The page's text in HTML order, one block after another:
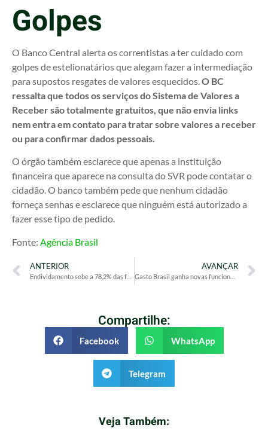
Golpes
O Banco Central alerta os correntistas a ter cuidado com
golpes de estelionatários que alegam fazer a intermediação
para supostos resgates de valores esquecidos.O BC
ressalta que todos os serviços do Sistema de Valores a
Receber são totalmente gratuitos, que não envia links
nem entra em contato para tratar sobre valores a receber
ou para confirmar dados pessoais.
O órgão também esclarece que apenas a instituição
financeira que aparece na consulta do SVR pode contatar o
cidadão. O banco também pede que nenhum cidadão
forneça senhas e esclarece que ninguém está autorizado a
fazer esse tipo de pedido.
Fonte: Agência Brasil
ANTERIOR AVANÇAR
Gasto Brasil ganha novas funcionalidades e revela a qualidade do gasto público nos estados e municípios
Compartilhe:
Facebook WhatsApp
Telegram
Veja Também: